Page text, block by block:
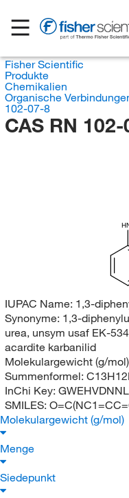
Fisher Scientific
Produkte
Chemikalien
Organische
102-07-8
CAS RN
IUPAC Name: 1,3-
Synonyme: 1,3-
urea, unsym usaf EK-
acardite karbanilid
Molekulargewicht (g/
Summenformel:
InChi Key:
SMILES:
Molekulargewicht (g/mol)
Menge
Siedepunkt